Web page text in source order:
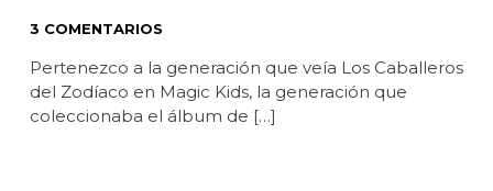
3 COMENTARIOS
Pertenezco a la generación que veía Los Caballeros
del Zodíaco en Magic Kids, la generación que
coleccionaba el álbum de […]